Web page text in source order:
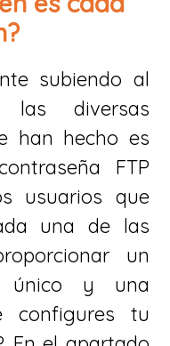
subiendo al
diversas
han hecho es
FTP
usuarios que
una de las
un
único y una
configures tu